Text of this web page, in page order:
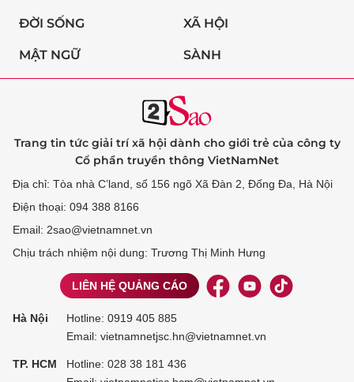
ĐỜI SỐNG XÃ HỘI
MẬT NGỮ SÀNH
Trang tin tức giải trí xã hội dành cho giới trẻ của công ty
Cổ phần truyền thông VietNamNet
Địa chỉ: Tòa nhà C’land, số 156 ngõ Xã Đàn 2, Đống Đa, Hà Nội
Điện thoại: 094 388 8166
Email: 2sao@vietnamnet.vn
Chịu trách nhiệm nội dung: Trương Thị Minh Hưng
LIÊN HỆ QUẢNG CÁO
Hà Nội Hotline: 0919 405 885
Email: vietnamnetjsc.hn@vietnamnet.vn
TP. HCM Hotline: 028 38 181 436